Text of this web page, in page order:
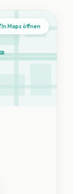
U
In Maps öffnen